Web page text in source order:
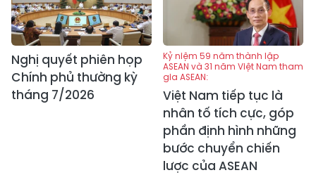
Nghị quyết phiên họp
Chính phủ thường kỳ
tháng 7/2026
Kỷ niệm 59 năm thành lập
ASEAN và 31 năm Việt Nam tham
gia ASEAN:
Việt Nam tiếp tục là
nhân tố tích cực, góp
phần định hình những
bước chuyển chiến
lược của ASEAN